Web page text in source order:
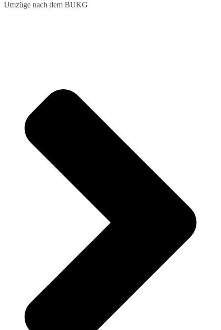
Umzüge nach dem BUKG